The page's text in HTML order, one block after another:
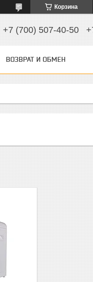
Корзина
+7 (700) 507-40-50
ВОЗВРАТ И ОБМЕН